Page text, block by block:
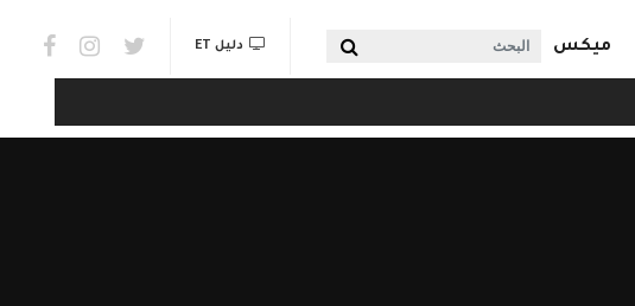
ميكس البحث links & Watch
دليل ET